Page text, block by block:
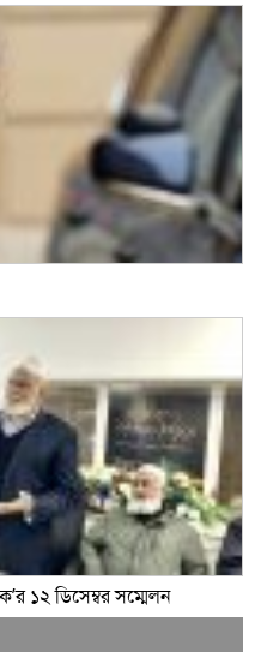
১২ ডিসেম্বর সম্মেলন